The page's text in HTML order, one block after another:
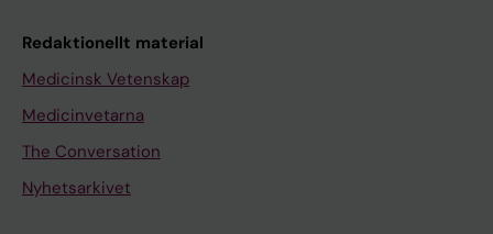
Redaktionellt material
Medicinsk Vetenskap
Medicinvetarna
The Conversation
Nyhetsarkivet